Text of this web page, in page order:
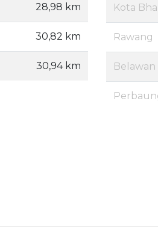
28,98 km
30,82 km
30,94 km
Kota
Rawang
Belawan